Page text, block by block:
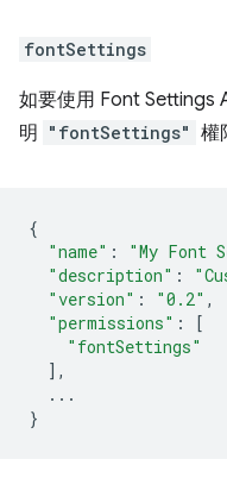
fontSettings
如要使用 Font Settings
明
"fontSettings" 權
{
"name" : "My Font
"description" :
"version" : "0.2" ,
"permissions" :
[
"fontSettings"
],
...
}